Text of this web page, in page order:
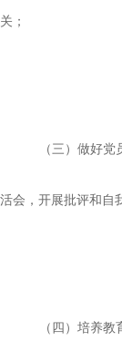
关；
（三）做好
活会，开展批评和自
（四）培养